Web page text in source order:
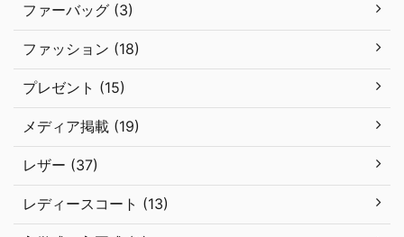
ファーバッグ (3)
ファッション (18)
プレゼント (15)
メディア掲載 (19)
レザー (37)
レディースコート (13)